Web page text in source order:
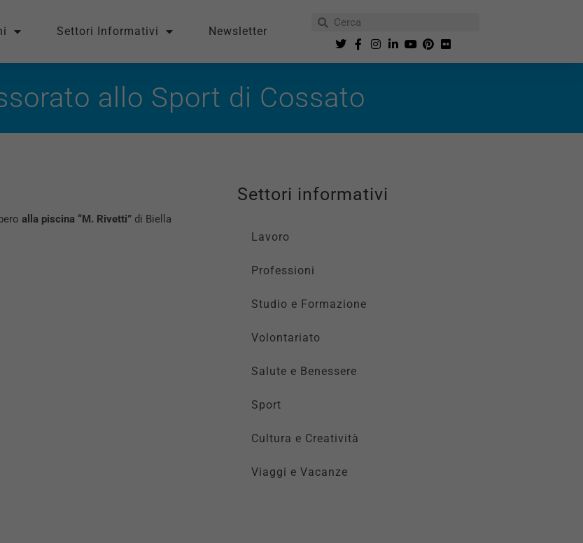
Settori Informativi Newsletter
allo Sport di Cossato
alla piscina “M. Rivetti” di Biella
Settori informativi
Lavoro
Professioni
Studio e Formazione
Volontariato
Salute e Benessere
Sport
Cultura e Creatività
Viaggi e Vacanze